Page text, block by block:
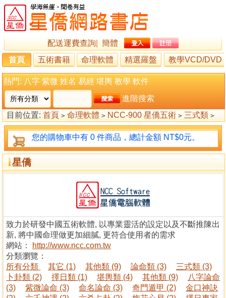
配送運費查詢
簡體
首頁
五術書籍 命理軟體 精選羅盤 教學VCD/DVD
熱門: 八字 紫微 姓名 易經 堪輿 教學 軟件
進階搜索
目前位置: 首頁 > 命理軟體 > NCC-900 星僑五術 > 三式類 >
六壬神課 >星僑
您的購物車中有 0 件商品，總計金額 NT$0元。
星僑
致力於研發中國五術軟體, 以專業靈活的設定以及不斷推陳出
新, 將中國命理做更加細膩, 更符合使用者的需求
網站：
http://www.ncc.com.tw
分類瀏覽：
所有分類
其它 (1) 其他類 (9) 論命類 (3)
三式類 (3)
卜卦類 (2)
擇日類 (1) 堪輿類 (4) 其他類 (9)
八字論命
(3)
紫微論命 (3) 命名論命 (3) 奇門遁甲 (2)
金口神訣